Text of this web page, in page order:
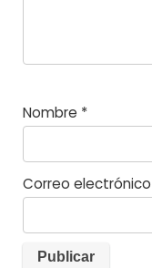
Nombre *
Correo electrónico